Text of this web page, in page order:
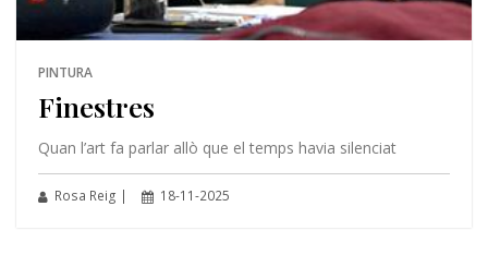
PINTURA
Finestres
Quan l’art fa parlar allò que el temps havia silenciat
Rosa Reig | 18-11-2025